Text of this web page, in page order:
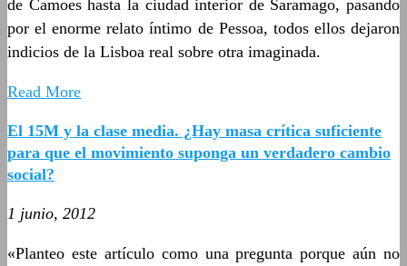
de Camoes hasta la ciudad interior de Saramago, pasando
por el enorme relato íntimo de Pessoa, todos ellos dejaron
indicios de la Lisboa real sobre otra imaginada.
Read More
El 15M y la clase media. ¿Hay masa crítica suficiente
para que el movimiento suponga un verdadero cambio
social?
1 junio, 2012
«Planteo este artículo como una pregunta porque aún no